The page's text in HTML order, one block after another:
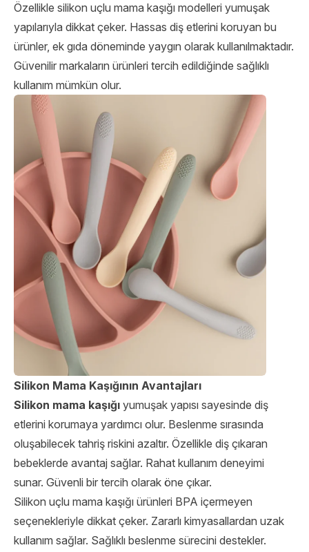
Özellikle silikon uçlu mama kaşığı modelleri yumuşak
yapılarıyla dikkat çeker. Hassas diş etlerini koruyan bu
ürünler, ek gıda döneminde yaygın olarak kullanılmaktadır.
Güvenilir markaların ürünleri tercih edildiğinde sağlıklı
kullanım mümkün olur.
Silikon Mama Kaşığının Avantajları
Silikon mama kaşığı yumuşak yapısı sayesinde diş
etlerini korumaya yardımcı olur. Beslenme sırasında
oluşabilecek tahriş riskini azaltır. Özellikle diş çıkaran
bebeklerde avantaj sağlar. Rahat kullanım deneyimi
sunar. Güvenli bir tercih olarak öne çıkar.
Silikon uçlu mama kaşığı ürünleri BPA içermeyen
seçenekleriyle dikkat çeker. Zararlı kimyasallardan uzak
kullanım sağlar. Sağlıklı beslenme sürecini destekler.